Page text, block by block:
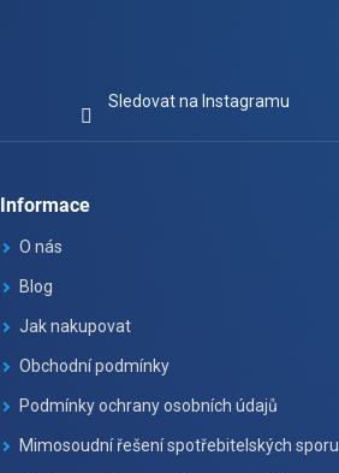
Sledovat na Instagramu
Informace
O nás
Blog
Jak nakupovat
Obchodní podmínky
Podmínky ochrany osobních údajů
Mimosoudní řešení spotřebitelských sporu